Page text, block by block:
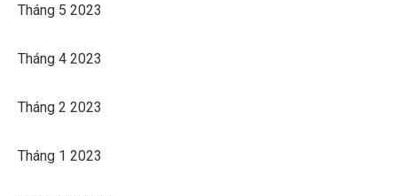
Tháng 5 2023
Tháng 4 2023
Tháng 2 2023
Tháng 1 2023